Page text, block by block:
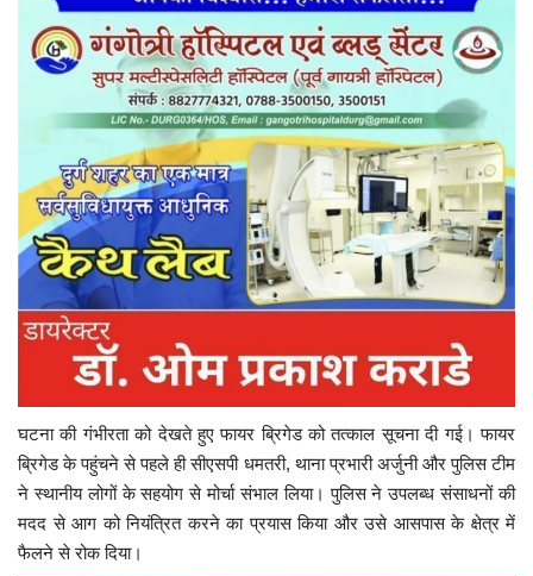
घटना की गंभीरता को देखते हुए फायर ब्रिगेड को तत्काल सूचना दी गई। फायर
ब्रिगेड के पहुंचने से पहले ही सीएसपी धमतरी, थाना प्रभारी अर्जुनी और पुलिस टीम
ने स्थानीय लोगों के सहयोग से मोर्चा संभाल लिया। पुलिस ने उपलब्ध संसाधनों की
मदद से आग को नियंत्रित करने का प्रयास किया और उसे आसपास के क्षेत्र में
फैलने से रोक दिया।